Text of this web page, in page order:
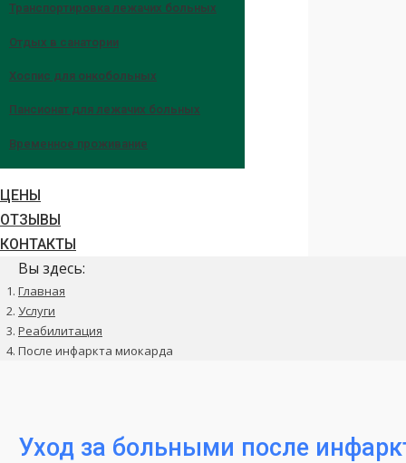
Транспортировка лежачих больных
Отдых в санатории
Хоспис для онкобольных
Пансионат для лежачих больных
Временное проживание
ЦЕНЫ
ОТЗЫВЫ
КОНТАКТЫ
Вы здесь:
Главная
Услуги
Реабилитация
После инфаркта миокарда
Уход за больными после